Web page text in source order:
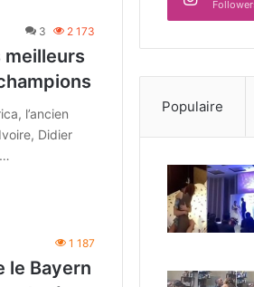
3 2 173
meilleurs
l’ancien
Didier
1 187
le Bayern
Populaire